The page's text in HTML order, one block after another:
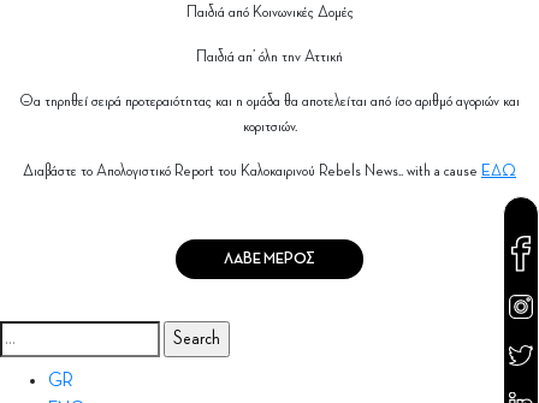
Παιδιά από Kοινωνικές Δομές
Παιδιά απ’ όλη την Αττική
Θα τηρηθεί σειρά προτεραιότητας και η ομάδα θα αποτελείται από ίσο αριθμό αγοριών και
κοριτσιών.
Διαβάστε το Απολογιστικό Report του Καλοκαιρινού Rebels News.. with a cause ΕΔΩ
ΛΑΒΕ ΜΕΡΟΣ
for:
GR